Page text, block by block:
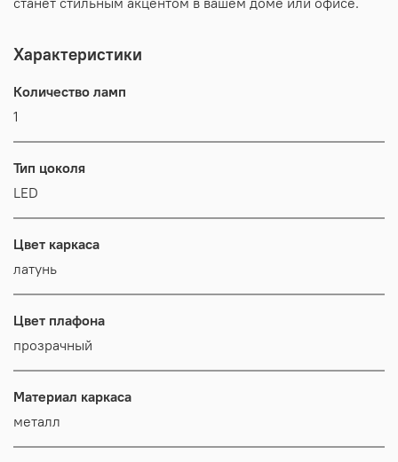
Характеристики
Количество ламп
1
Тип цоколя
LED
Цвет каркаса
латунь
Цвет плафона
прозрачный
Материал каркаса
металл